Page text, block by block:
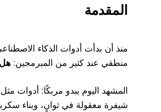
المقدمة
منذ أن بدأت أدوات الذكاء
منطقي عند كثير من المبرمجين: هل
شيفرة معقولة في ثوانٍ، وبناء